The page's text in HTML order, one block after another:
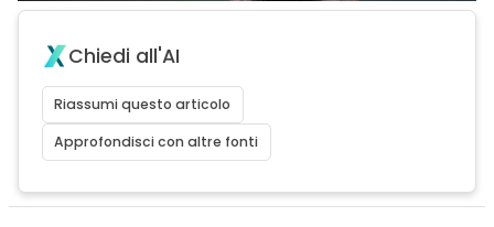
Chiedi all'AI
Riassumi questo articolo
Approfondisci con altre fonti